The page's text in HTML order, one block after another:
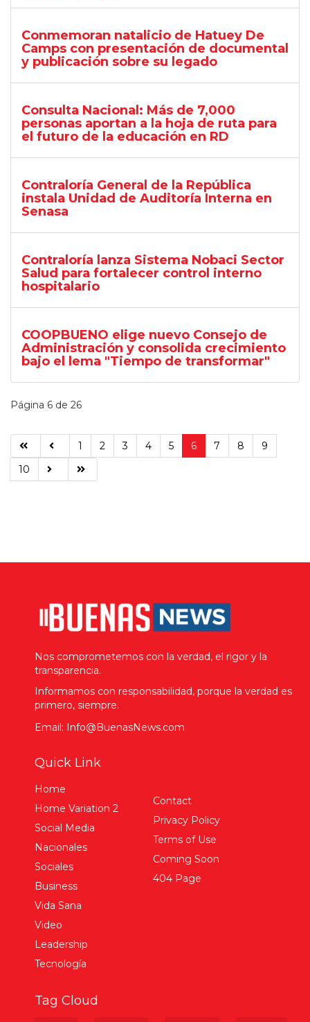
Conmemoran natalicio de Hatuey De
Camps con presentación de documental
y publicación sobre su legado
Consulta Nacional: Más de 7,000
personas aportan a la hoja de ruta para
el futuro de la educación en RD
Contraloría General de la República
instala Unidad de Auditoría Interna en
Senasa
Contraloría lanza Sistema Nobaci Sector
Salud para fortalecer control interno
hospitalario
COOPBUENO elige nuevo Consejo de
Administración y consolida crecimiento
bajo el lema "Tiempo de transformar"
Página 6 de 26
1 2 3 4 5 6 7 8
9
10
Nos comprometemos con la verdad, el rigor y la
transparencia.
Informamos con responsabilidad, porque la verdad es
primero, siempre.
Email: Info@BuenasNews.com
Quick Link
Home
Home Variation 2
Social Media
Nacionales
Sociales
Business
Vida Sana
Video
Leadership
Tecnología
Contact
Privacy Policy
Terms of Use
Coming Soon
404 Page
Tag Cloud